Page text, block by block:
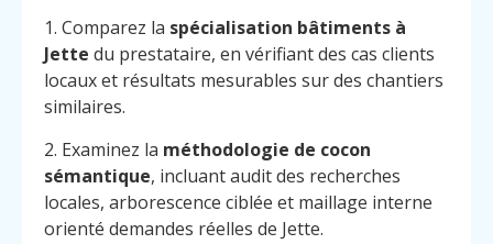
1. Comparez la spécialisation bâtiments à
Jette du prestataire, en vérifiant des cas clients
locaux et résultats mesurables sur des chantiers
similaires.
2. Examinez la méthodologie de cocon
sémantique, incluant audit des recherches
locales, arborescence ciblée et maillage interne
orienté demandes réelles de Jette.